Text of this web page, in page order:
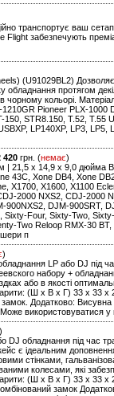
транспортує ваш
забезпечують
(U91029BL2)
протягом
чорному кольорі.
Pioneer PLX-1000
STR8.150, T.52, T.55
LP140XP, LP3, LP5,
420 грн. (немає)
| 21,5 x 14,9 x 9,0 дюйма
43C, Xone DB4, Xone
X1700, X1600, X1100
2000 NXS2, CDJ-2000
DJM-900SRT,
Four, Sixty-Two,
Two Reloop RMX-30
п
)
LP або DJ під
набору +
або в якості
(Ш х В х Г) 33 x 33
Додатково:
використовуватися у
)
DJ обладнання під час
є ідеальним
стінками,
колесами, які
(Ш х В х Г) 33 x 33
замок